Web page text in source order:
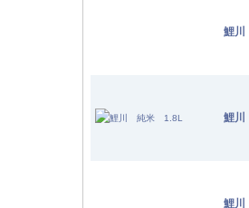
鯉
鯉
鯉